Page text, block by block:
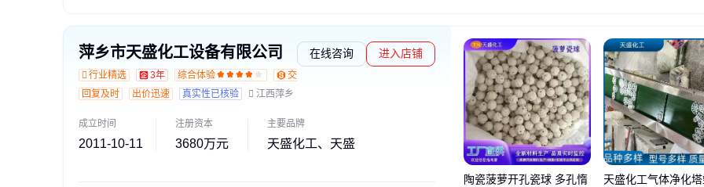
萍乡市天盛化工设备有限公司
行业精选 3年 综合体验 交易勋章L1
在线咨询 进入店铺
回复及时 出价迅速 真实性已核验 江西萍乡
成立时间
2011-10-11
注册资本
3680万元
主要品牌
天盛化工、天盛
陶瓷菠萝开孔瓷球 多孔惰
天盛化工气体净化